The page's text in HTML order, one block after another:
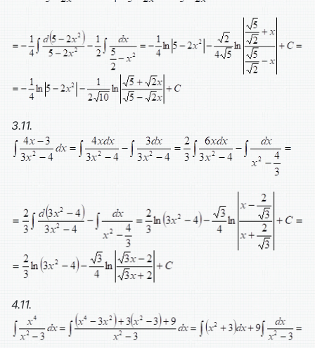
3.11.
4.11.